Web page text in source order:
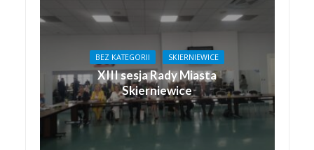
BEZ KATEGORII SKIERNIEWICE
XIII sesja Rady Miasta
Skierniewice